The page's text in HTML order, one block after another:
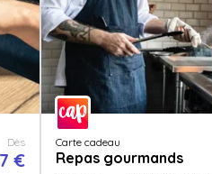
Dès
€
Carte cadeau
Repas gourmands